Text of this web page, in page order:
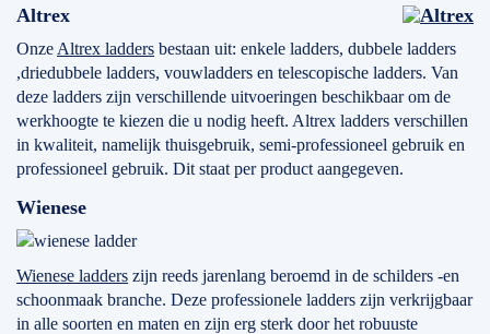
Altrex
Onze Altrex ladders bestaan uit: enkele ladders, dubbele ladders
,driedubbele ladders, vouwladders en telescopische ladders. Van
deze ladders zijn verschillende uitvoeringen beschikbaar om de
werkhoogte te kiezen die u nodig heeft. Altrex ladders verschillen
in kwaliteit, namelijk thuisgebruik, semi-professioneel gebruik en
professioneel gebruik. Dit staat per product aangegeven.
Wienese
Wienese ladders zijn reeds jarenlang beroemd in de schilders -en
schoonmaak branche. Deze professionele ladders zijn verkrijgbaar
in alle soorten en maten en zijn erg sterk door het robuuste